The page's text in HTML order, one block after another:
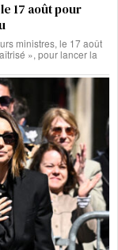
17 août pour
ministres, le 17 août
», pour lancer la